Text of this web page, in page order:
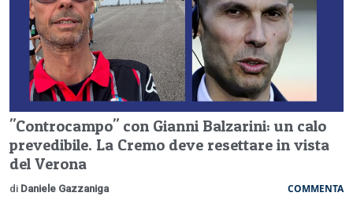
"Controcampo" con Gianni Balzarini: un calo
prevedibile. La Cremo deve resettare in vista
del Verona
di Daniele Gazzaniga COMMENTA